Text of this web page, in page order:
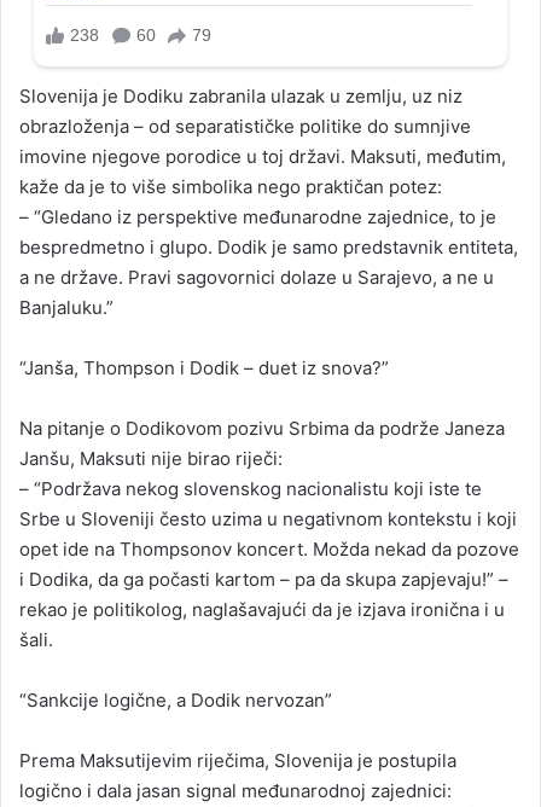
Slovenija je Dodiku zabranila ulazak u zemlju, uz niz
obrazloženja – od separatističke politike do sumnjive
imovine njegove porodice u toj državi. Maksuti, međutim,
kaže da je to više simbolika nego praktičan potez:
– “Gledano iz perspektive međunarodne zajednice, to je
bespredmetno i glupo. Dodik je samo predstavnik entiteta,
a ne države. Pravi sagovornici dolaze u Sarajevo, a ne u
Banjaluku.”
“Janša, Thompson i Dodik – duet iz snova?”
Na pitanje o Dodikovom pozivu Srbima da podrže Janeza
Janšu, Maksuti nije birao riječi:
– “Podržava nekog slovenskog nacionalistu koji iste te
Srbe u Sloveniji često uzima u negativnom kontekstu i koji
opet ide na Thompsonov koncert. Možda nekad da pozove
i Dodika, da ga počasti kartom – pa da skupa zapjevaju!” –
rekao je politikolog, naglašavajući da je izjava ironična i u
šali.
“Sankcije logične, a Dodik nervozan”
Prema Maksutijevim riječima, Slovenija je postupila
logično i dala jasan signal međunarodnoj zajednici: